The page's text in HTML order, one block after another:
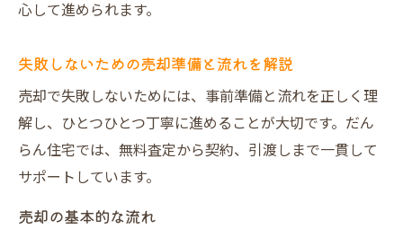
心して進められます。
失敗しないための売却準備と流れを解説
売却で失敗しないためには、事前準備と流れを正しく理
解し、ひとつひとつ丁寧に進めることが大切です。だん
らん住宅では、無料査定から契約、引渡しまで一貫して
サポートしています。
売却の基本的な流れ